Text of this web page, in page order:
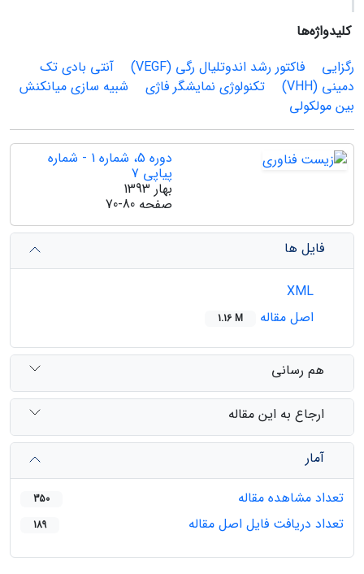
کلیدواژه‌ها
رگزایی
فاکتور رشد اندوتلیال رگی (VEGF)
آنتی بادی تک
دمینی (VHH)
تکنولوژی نمایشگر فاژی
شبیه سازی میانکنش
بین مولکولی
دوره 5، شماره 1 - شماره
پیاپی 7
بهار 1393
صفحه 70-80
فایل ها
اصل مقاله
1.16 M
هم رسانی
ارجاع به این مقاله
آمار
تعداد مشاهده مقاله
350
تعداد دریافت فایل اصل مقاله 189